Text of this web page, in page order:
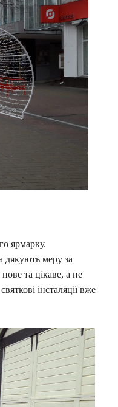
ярмарку.
дякують меру за
та цікаве, а не
інсталяції вже